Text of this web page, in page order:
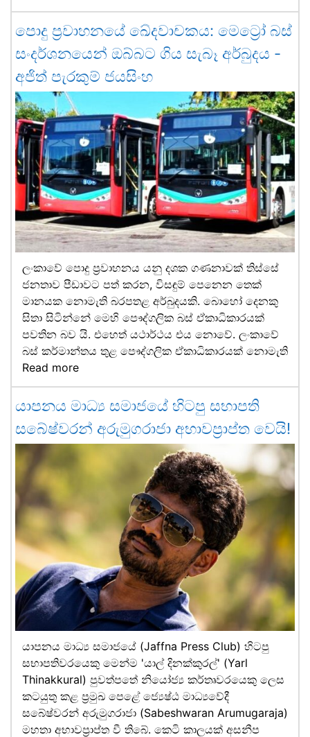
පොදු ප්‍රවාහනයේ ඛේදවාචකය: මෙට්‍රෝ බස්
සංදර්ශනයෙන් ඔබ්බට ගිය සැබෑ අර්බුදය -
අජිත් පැරකුම් ජයසිංහ
ලංකාවේ පොදු ප්‍රවාහනය යනු දශක ගණනාවක් තිස්සේ
ජනතාව පීඩාවට පත් කරන, විසඳුම් පෙනෙන තෙක්
මානයක නොමැති බරපතළ අර්බුදයකි. බොහෝ දෙනකු
සිතා සිටින්නේ මෙහි පෞද්ගලික බස් ඒකාධිකාරයක්
පවතින බව යි. එහෙත් යථාර්ථය එය නොවේ. ලංකාවේ
බස් කර්මාන්තය තුළ පෞද්ගලික ඒකාධිකාරයක් නොමැති
Read more
යාපනය මාධ්‍ය සමාජයේ හිටපු සභාපති
සබේෂ්වරන් අරුමුගරාජා අභාවප්‍රාප්ත වෙයි!
යාපනය මාධ්‍ය සමාජයේ (Jaffna Press Club) හිටපු
සභාපතිවරයෙකු මෙන්ම 'යාල් දිනක්කුරල්' (Yarl
Thinakkural) පුවත්පතේ නියෝජ්‍ය කර්තෘවරයෙකු ලෙස
කටයුතු කළ ප්‍රමුඛ පෙළේ ජ්‍යෙෂ්ඨ මාධ්‍යවේදී
සබේෂ්වරන් අරුමුගරාජා (Sabeshwaran Arumugaraja)
මහතා අභාවප්‍රාප්ත වී තිබේ. කෙටි කාලයක් අසනීප